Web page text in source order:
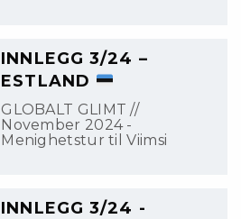
INNLEGG 3/24 –
ESTLAND
GLOBALT GLIMT //
November 2024 -
Menighetstur til Viimsi
INNLEGG 3/24 -